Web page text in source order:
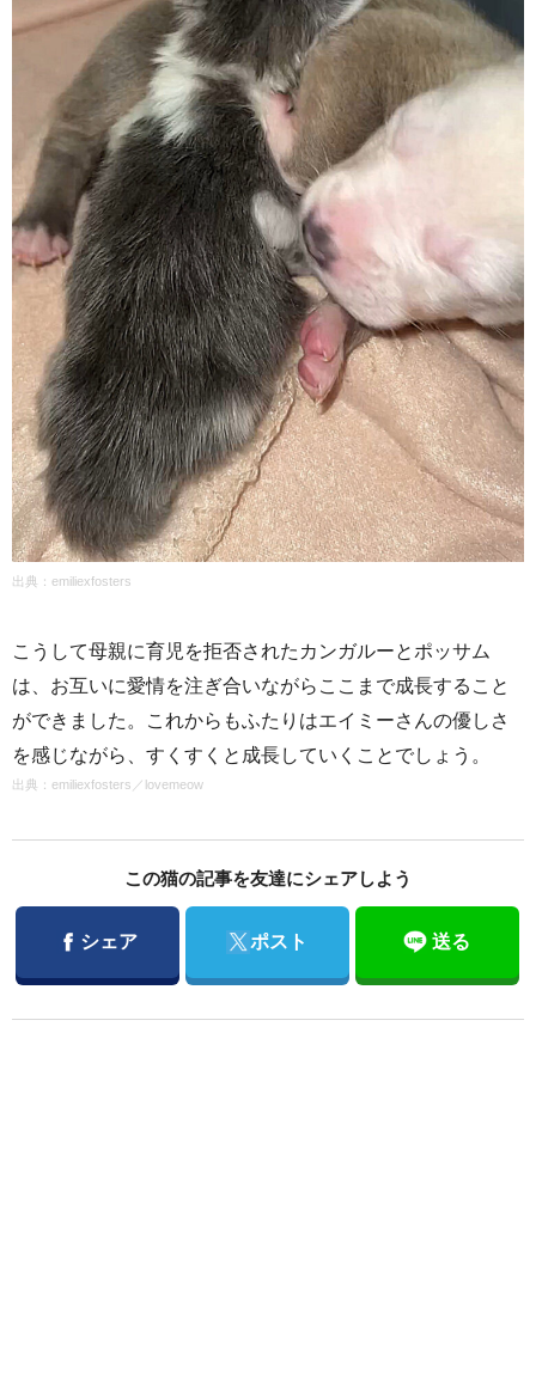
出典：emiliexfosters
こうして母親に育児を拒否されたカンガルーとポッサム
は、お互いに愛情を注ぎ合いながらここまで成長すること
ができました。これからもふたりはエイミーさんの優しさ
を感じながら、すくすくと成長していくことでしょう。
出典： emiliexfosters ／ lovemeow
この猫の記事を友達にシェアしよう
Facebook
シェア Twitter
ポスト 送る